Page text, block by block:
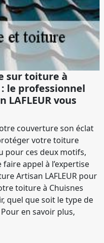
sur toiture à
: le professionnel
vous
couverture son éclat
votre toiture
pour ces deux motifs,
appel à l’expertise
Artisan LAFLEUR pour
toiture à Chuisnes
quel que soit le type de
en savoir plus,